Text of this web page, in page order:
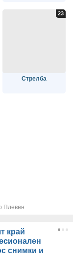
Стрелба
Плевен
край
снимки и